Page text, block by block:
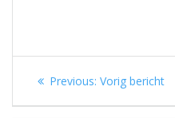
Berichtnavigatie
Previous: Previous
Vorig bericht